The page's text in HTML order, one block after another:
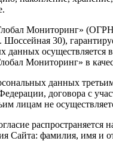
Мониторинг» (ОГРН
Шоссейная 30),
данных осуществляется
Мониторинг» в
данных
договора с
лицам не
Сайта: фамилия, имя и